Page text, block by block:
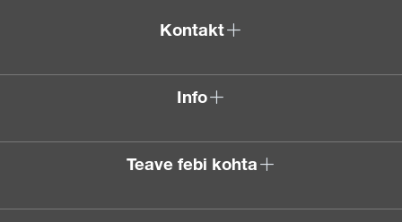
Kontakt
Info
Teave febi kohta